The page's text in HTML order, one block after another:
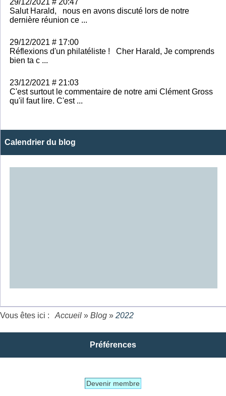
Salut Harald, nous en avons discuté lors de notre
dernière réunion ce ...
29/12/2021 # 17:00
Réflexions d'un philatéliste ! Cher Harald, Je comprends
bien ta c ...
23/12/2021 # 21:03
C'est surtout le commentaire de notre ami Clément Gross
qu'il faut lire. C'est ...
Calendrier du blog
Vous êtes ici : Accueil » Blog » 2022
Préférences
Devenir membre